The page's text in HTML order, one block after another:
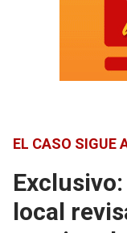
EL CASO SIGUE
local